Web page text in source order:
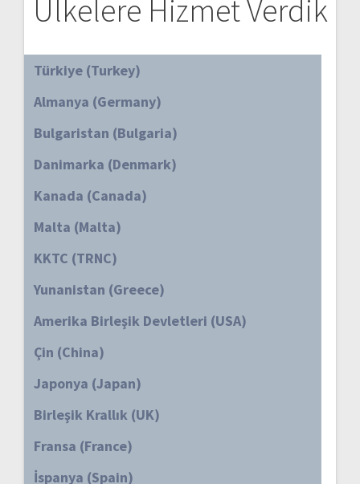
Ülkelere Hizmet Verdik
Türkiye (Turkey)
Almanya (Germany)
Bulgaristan (Bulgaria)
Danimarka (Denmark)
Kanada (Canada)
Malta (Malta)
KKTC (TRNC)
Yunanistan (Greece)
Amerika Birleşik Devletleri (USA)
Çin (China)
Japonya (Japan)
Birleşik Krallık (UK)
Fransa (France)
İspanya (Spain)